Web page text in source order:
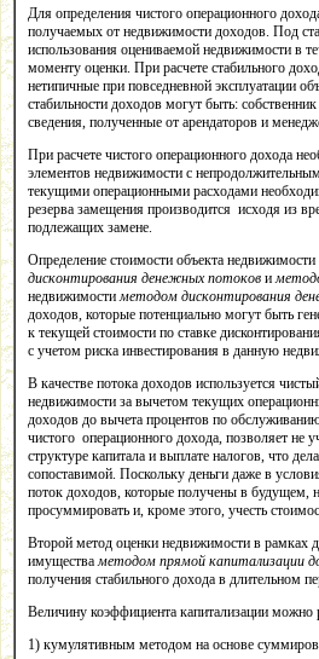
Для определения чистого операционного
получаемых от недвижимости доходов. Под
использования оцениваемой недвижимости в
моменту оценки. При расчете стабильного
нетипичные при повседневной эксплуатации
стабильности доходов могут быть:
сведения, полученные от арендаторов и
При расчете чистого операционного дохода
элементов недвижимости с
текущими операционными расходами
резерва замещения производится исходя из
подлежащих замене.
Определение стоимости объекта
дисконтирования денежных потоков и
недвижимостиметодом дисконтирования
доходов, которые потенциально могут быть
к текущей стоимости по ставке
с учетом риска инвестирования в данную
В качестве потока доходов используется
недвижимости за вычетом текущих
доходов до вычета процентов по
чистого операционного дохода, позволяет не
структуре капитала и выплате налогов, что
сопоставимой. Поскольку деньги даже в
поток доходов, которые получены в будущем,
просуммировать и, кроме этого, учесть
Второй метод оценки недвижимости в рамках
имуществаметодом прямой капитализации
получения стабильного дохода в длительном
Величину коэффициента капитализации можно
1) кумулятивным методом на основе